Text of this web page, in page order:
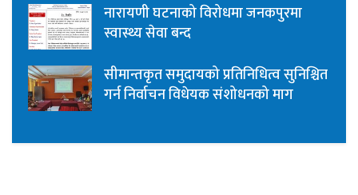
नारायणी घटनाको विरोधमा जनकपुरमा
स्वास्थ्य सेवा बन्द
सीमान्तकृत समुदायको प्रतिनिधित्व सुनिश्चित
गर्न निर्वाचन विधेयक संशोधनको माग